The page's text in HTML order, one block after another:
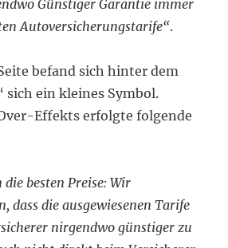
Günstiger Garantie immer
Autoversicherungstarife“.
befand sich hinter dem
sich ein kleines Symbol.
Effekts erfolgte folgende
besten Preise: Wir
dass die ausgewiesenen Tarife
nirgendwo günstiger zu